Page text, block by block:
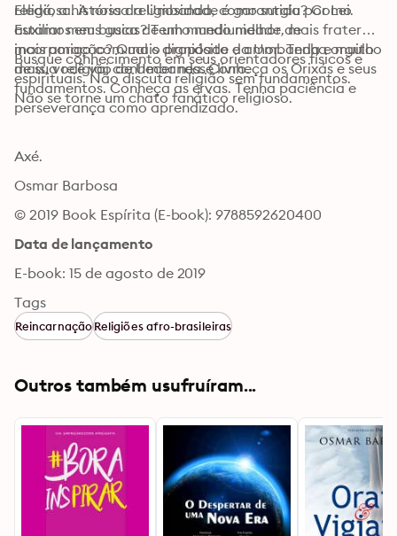
Eledá, a história da Umbanda, como surgiu? Como
auxiliar meus guias? Tenho mediunidade de
incorporação? Qual o propósito da Umbanda e muito
mais, você vai conhecer nesse livro.
religiosa. A nossa religiosidade é garantida por Lei.
Estamos em busca de um mundo melhor, mais fraterno,
mais amigo com mais dignidade e amor. Tenha orgulho
de sua religião de Umbanda. Conheça os Orixás e seus
fundamentos. Conheça as ervas. Tenha paciência e
perseverança como aprendizado.
Busque conhecimento em seus orientadores físicos e
espirituais. Não discuta religião sem fundamentos.
Não se torne um chato fanático religioso.
Axé.
Osmar Barbosa
© 2019 Book Espírita (E-book): 9788592620400
Data de lançamento
E-book: 15 de agosto de 2019
Tags
ReincarnaçãoReligiões afro-brasileiras
Outros também usufruíram...